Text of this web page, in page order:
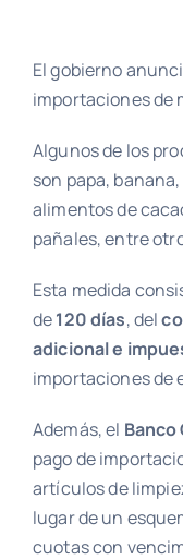
El gobierno
importaciones de
Algunos de los
son papa,
alimentos de
pañales, entre
Esta medida
de120 días, del
adicional e
importaciones de
Además, el
pago de
artículos de
lugar de un
cuotas con